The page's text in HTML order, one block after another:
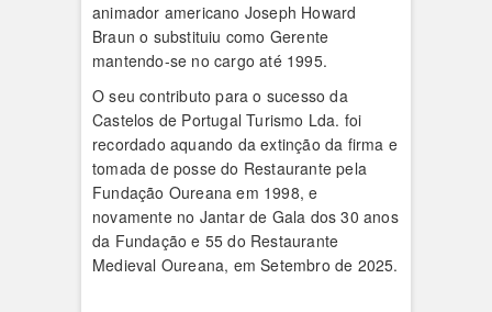
animador americano Joseph Howard
Braun o substituiu como Gerente
mantendo-se no cargo até 1995.
O seu contributo para o sucesso da
Castelos de Portugal Turismo Lda. foi
recordado aquando da extinção da firma e
tomada de posse do Restaurante pela
Fundação Oureana em 1998, e
novamente no Jantar de Gala dos 30 anos
da Fundação e 55 do Restaurante
Medieval Oureana, em Setembro de 2025.